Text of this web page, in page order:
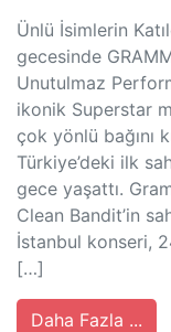
Ünlü İsimlerin
gecesinde
Unutulmaz
ikonik Superstar
çok yönlü bağını
Türkiye’deki ilk
gece yaşattı.
Clean Bandit’in
İstanbul konseri,
[…]
Daha Fazla ...